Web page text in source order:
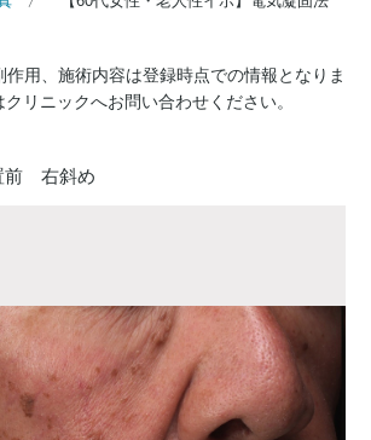
用、施術内容は登録時点での情報となりま
リニックへお問い合わせください。
前 右斜め